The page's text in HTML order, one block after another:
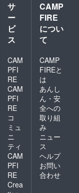
サ
ー
ビ
ス
CAM
PFI
RE
CAM
PFI
RE
コ
ミュ
ニ
ティ
CAM
PFI
RE
Crea
CAMP
FIRE
につい
て
CAMP
FIREと
は
あんし
ん・安
全への
取り組
み
ニュー
ス
ヘルプ
お問い
合わせ